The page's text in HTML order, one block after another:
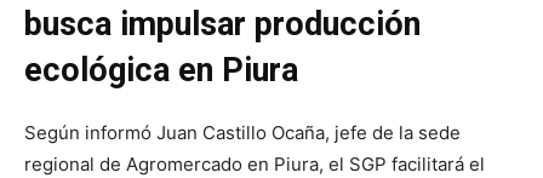
busca impulsar producción
ecológica en Piura
Según informó Juan Castillo Ocaña, jefe de la sede
regional de Agromercado en Piura, el SGP facilitará el